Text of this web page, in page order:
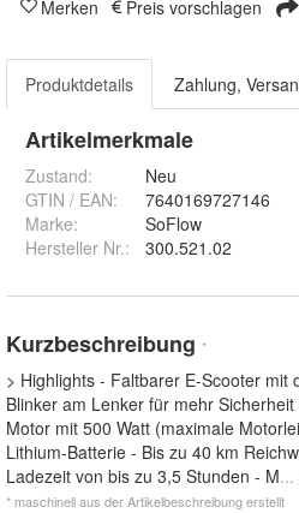
Merken Preis vorschlagen
Produktdetails Zahlung,
Artikelmerkmale
Zustand:
Neu
GTIN / EAN:
7640169727146
Marke:
SoFlow
Hersteller Nr.:
300.521.02
Kurzbeschreibung *
> Highlights - Faltbarer E-Scooter mit
Blinker am Lenker für mehr
Motor mit 500 Watt (maximale
Lithium-Batterie - Bis zu 40 km
Ladezeit von bis zu 3,5 Stunden - M
* maschinell aus der Artikelbeschreibung erstellt